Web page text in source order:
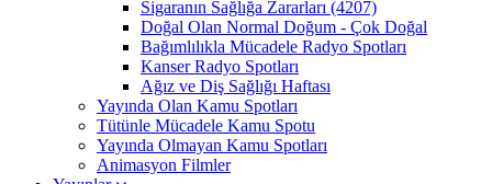
Sigaranın Sağlığa Zararları (4207)
Doğal Olan Normal Doğum - Çok Doğal
Bağımlılıkla Mücadele Radyo Spotları
Kanser Radyo Spotları
Ağız ve Diş Sağlığı Haftası
Yayında Olan Kamu Spotları
Tütünle Mücadele Kamu Spotu
Yayında Olmayan Kamu Spotları
Animasyon Filmler